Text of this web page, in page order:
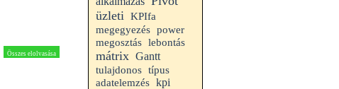
Összes elolvasása
üzleti KPIfa
megegyezés power
megosztás lebontás
mátrix Gantt
tulajdonos típus
adatelemzés kpi